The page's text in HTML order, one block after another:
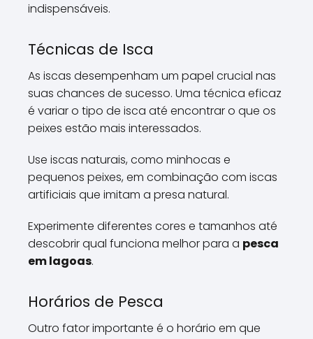
indispensáveis.
Técnicas de Isca
As iscas desempenham um papel crucial nas
suas chances de sucesso. Uma técnica eficaz
é variar o tipo de isca até encontrar o que os
peixes estão mais interessados.
Use iscas naturais, como minhocas e
pequenos peixes, em combinação com iscas
artificiais que imitam a presa natural.
Experimente diferentes cores e tamanhos até
descobrir qual funciona melhor para a pesca
em lagoas.
Horários de Pesca
Outro fator importante é o horário em que